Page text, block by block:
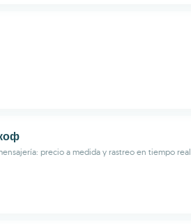
precio a medida y rastreo en tiempo real